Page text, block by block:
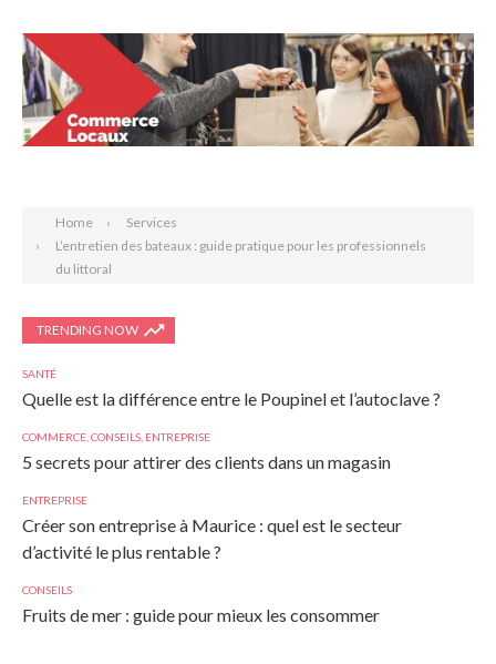
Home
Services
L’entretien des bateaux : guide pratique pour les professionnels
du littoral
TRENDING NOW
SANTÉ
Quelle est la différence entre le Poupinel et l’autoclave ?
COMMERCE CONSEILS ENTREPRISE
5 secrets pour attirer des clients dans un magasin
ENTREPRISE
Créer son entreprise à Maurice : quel est le secteur
d’activité le plus rentable ?
CONSEILS
Fruits de mer : guide pour mieux les consommer